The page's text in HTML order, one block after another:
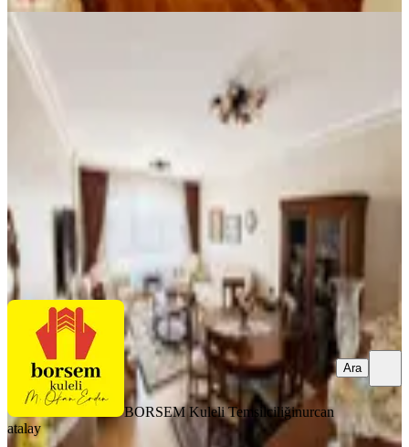
Yenimahalle, Mehmet Akif Ersoy Mahallesi
2. Kat·10.08.2026
7.650.000 ₺
BORSEM Kuleli Temsilciliği nurcan atalay
BORSEM Kuleli Temsilciliğinurcan
atalay
Ara